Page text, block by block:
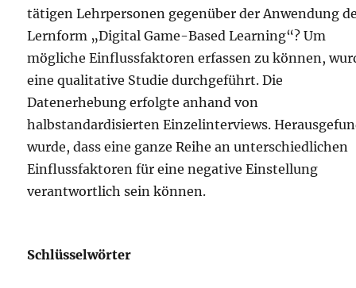
tätigen Lehrpersonen gegenüber der Anwendung
Lernform „Digital Game-Based Learning“? Um
mögliche Einflussfaktoren erfassen zu können,
eine qualitative Studie durchgeführt. Die
Datenerhebung erfolgte anhand von
halbstandardisierten Einzelinterviews.
wurde, dass eine ganze Reihe an unterschiedlichen
Einflussfaktoren für eine negative Einstellung
verantwortlich sein können.
Schlüsselwörter